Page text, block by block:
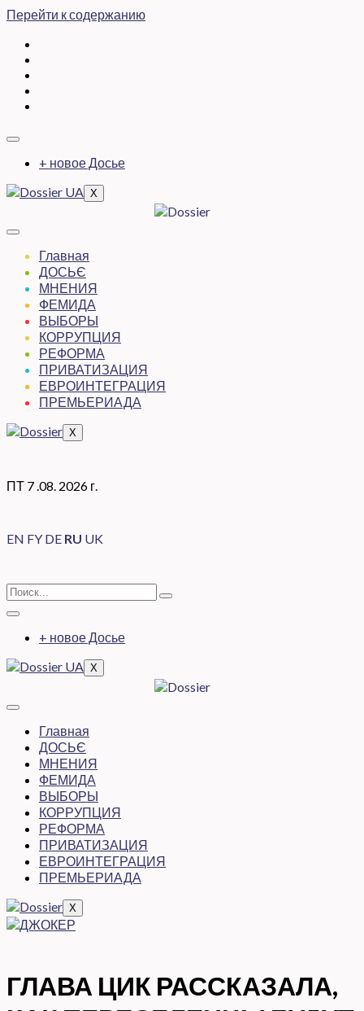
Перейти к содержанию
+ новое Досье
X
Главная
ДОСЬЄ
МНЕНИЯ
ФЕМИДА
ВЫБОРЫ
КОРРУПЦИЯ
РЕФОРМА
ПРИВАТИЗАЦИЯ
ЕВРОИНТЕГРАЦИЯ
ПРЕМЬЕРИАДА
X
ПТ 7 .08. 2026 г.
EN FY DE RU UK
+ новое Досье
X
Главная
ДОСЬЄ
МНЕНИЯ
ФЕМИДА
ВЫБОРЫ
КОРРУПЦИЯ
РЕФОРМА
ПРИВАТИЗАЦИЯ
ЕВРОИНТЕГРАЦИЯ
ПРЕМЬЕРИАДА
X
ГЛАВА ЦИК РАССКАЗАЛА,